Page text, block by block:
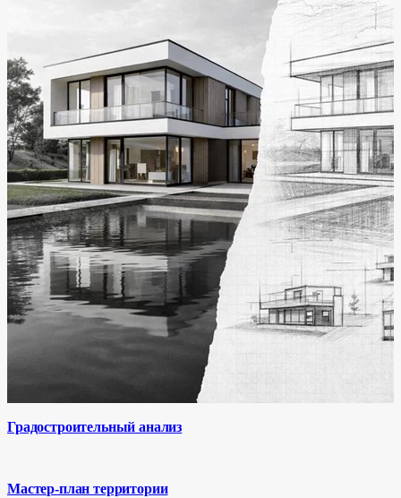
Градостроительный анализ
Мастер-план территории